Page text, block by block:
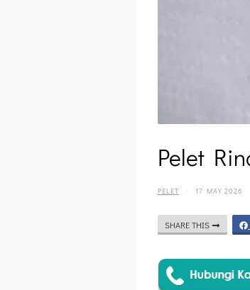
Pelet
PELET · 17 MAY 2026
SHARE THIS